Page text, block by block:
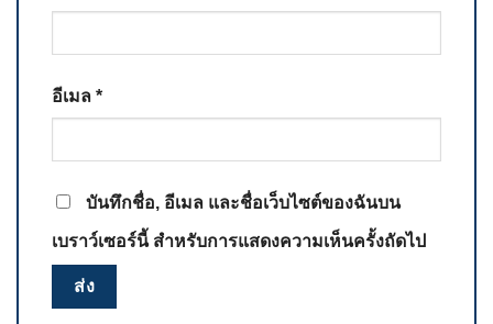
อีเมล *
บันทึกชื่อ, อีเมล และชื่อเว็บไซต์ของฉันบน
เบราว์เซอร์นี้ สำหรับการแสดงความเห็นครั้งถัดไป